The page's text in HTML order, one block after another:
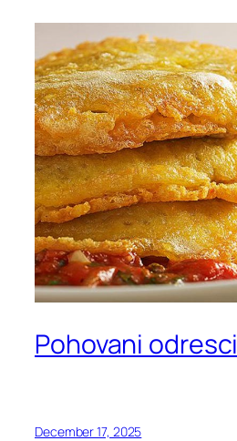
Pohovani odresci
December 17, 2025